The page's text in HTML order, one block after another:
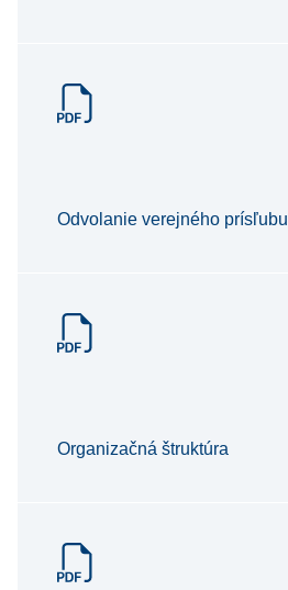
Odvolanie verejného prísľubu
Organizačná štruktúra